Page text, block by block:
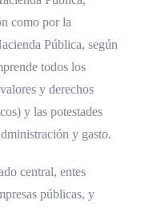
como por la
Pública, según
todos los
y derechos
y las potestades
y gasto.
central, entes
públicas, y